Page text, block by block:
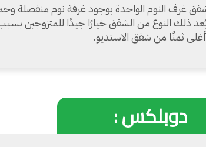
شقق غرف النوم الواحدة بوجود غرفة نوم منفصلة
ذلك النوع من الشقق خيارًا جيدًا للمتزوجين
ثمنًا من شقق الاستديو.
دوبلكس :